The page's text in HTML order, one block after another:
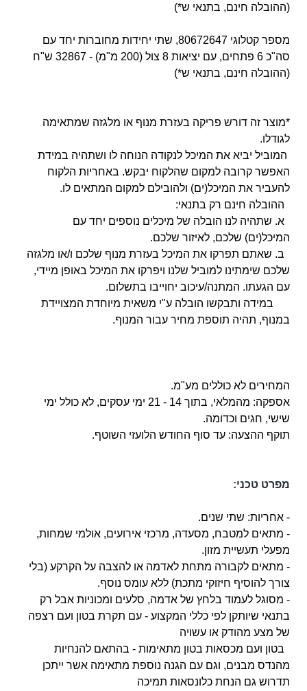
(ההובלה חינם, בתנאי ש*)
מספר קטלוגי 80672647, שתי יחידות מחוברות יחד עם
סה"כ 6 פתחים, עם יציאות 8 צול (200 מ"מ) - 32867 ש"ח
(ההובלה חינם, בתנאי ש*)
*מוצר זה דורש פריקה בעזרת מנוף או מלגזה שמתאימה
לגודלו.
המוביל יביא את המיכל לנקודה הנוחה לו ושתהיה במידת
האפשר קרובה למקום שהלקוח יבקש. באחריות הלקוח
להעביר את המיכל(ים) ולהובילם למקום המתאים לו.
ההובלה חינם רק בתנאי:
א. שתהיה לנו הובלה של מיכלים נוספים יחד עם
המיכל(ים) שלכם, לאיזור שלכם.
ב. שאתם תפרקו את המיכל בעזרת מנוף שלכם ו/או מלגזה
שלכם שימתינו למוביל שלנו ויפרקו את המיכל באופן מיידי,
עם הגעתו. המתנה/עיכוב יחוייבו בתשלום.
במידה ותבקשו הובלה ע"י משאית מיוחדת המצויידת
במנוף, תהיה תוספת מחיר עבור המנוף.
המחירים לא כוללים מע"מ.
אספקה: מהמלאי, בתוך 14 - 21 ימי עסקים, לא כולל ימי
שישי, חגים וכדומה.
תוקף ההצעה: עד סוף החודש הלועזי השוטף.
מפרט טכני:
- אחריות: שתי שנים.
- מתאים למטבח, מסעדה, מרכזי אירועים, אולמי שמחות,
מפעלי תעשיית מזון.
- מתאים לקבורה מתחת לאדמה או להצבה על הקרקע (בלי
צורך להוסיף חיזוקי מתכת) ללא עומס נוסף.
- מסוגל לעמוד בלחץ של אדמה, סלעים ומכוניות אבל רק
בתנאי שיותקן לפי כללי המקצוע - עם תקרת בטון ועם רצפה
של מצע מהודק או עשויה
בטון ועם מכסאות בטון מתאימות - בהתאם להנחיות
מהנדס מבנים, וגם עם הגנה נוספת מתאימה אשר ייתכן
תדרוש גם הנחת כלונסאות תמיכה